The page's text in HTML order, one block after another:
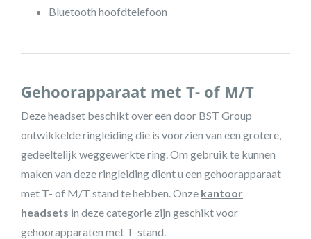
Bluetooth hoofdtelefoon
Gehoorapparaat met T- of M/T
Deze headset beschikt over een door BST Group
ontwikkelde ringleiding die is voorzien van een grotere,
gedeeltelijk weggewerkte ring. Om gebruik te kunnen
maken van deze ringleiding dient u een gehoorapparaat
met T- of M/T stand te hebben. Onze kantoor
headsets in deze categorie zijn geschikt voor
gehoorapparaten met T-stand.